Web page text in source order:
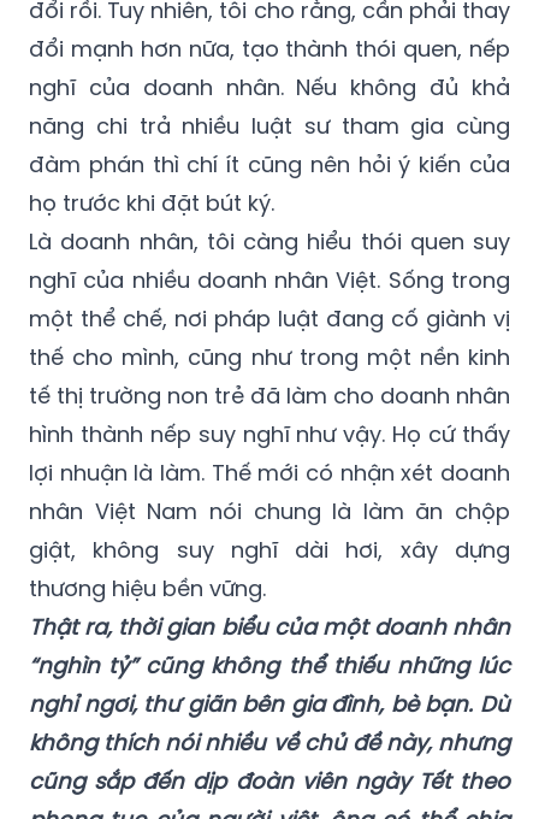
chấp có đúng không.
Qua quan sát, hiện tượng này cũng dần thay
đổi rồi. Tuy nhiên, tôi cho rằng, cần phải thay
đổi mạnh hơn nữa, tạo thành thói quen, nếp
nghĩ của doanh nhân. Nếu không đủ khả
năng chi trả nhiều luật sư tham gia cùng
đàm phán thì chí ít cũng nên hỏi ý kiến của
họ trước khi đặt bút ký.
Là doanh nhân, tôi càng hiểu thói quen suy
nghĩ của nhiều doanh nhân Việt. Sống trong
một thể chế, nơi pháp luật đang cố giành vị
thế cho mình, cũng như trong một nền kinh
tế thị trường non trẻ đã làm cho doanh nhân
hình thành nếp suy nghĩ như vậy. Họ cứ thấy
lợi nhuận là làm. Thế mới có nhận xét doanh
nhân Việt Nam nói chung là làm ăn chộp
giật, không suy nghĩ dài hơi, xây dựng
thương hiệu bền vững.
Thật ra, thời gian biểu của một doanh nhân
“nghìn tỷ” cũng không thể thiếu những lúc
nghỉ ngơi, thư giãn bên gia đình, bè bạn. Dù